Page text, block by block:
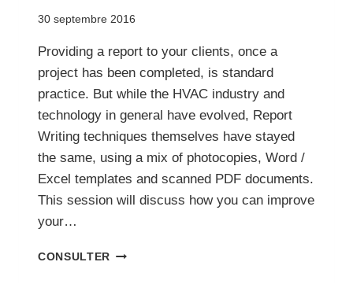
30 septembre 2016
Providing a report to your clients, once a
project has been completed, is standard
practice. But while the HVAC industry and
technology in general have evolved, Report
Writing techniques themselves have stayed
the same, using a mix of photocopies, Word /
Excel templates and scanned PDF documents.
This session will discuss how you can improve
your…
CONSULTER MODERN